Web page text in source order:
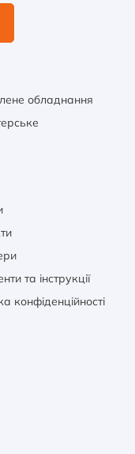
обладнання
та інструкції
конфіденційності